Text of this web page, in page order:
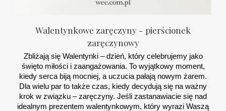
Walentynkowe zaręczyny - pierścionek
zaręczynowy
Zbliżają się Walentynki – dzień, który celebrujemy jako
święto miłości i zaangażowania. To wyjątkowy moment,
kiedy serca biją mocniej, a uczucia pałają nowym żarem.
Dla wielu par to także czas, kiedy decydują się na ważny
krok w związku – zaręczyny. Jeśli zastanawiacie się nad
idealnym prezentem walentynkowym, który wyrazi Waszą